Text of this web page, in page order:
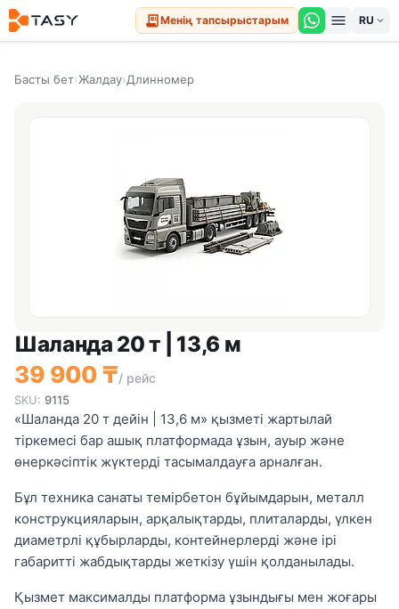
receipt_longМенің тапсырыстарым menu expand_more
Басты бет›Жалдау›Длинномер
Шаланда 20 т | 13,6 м
39 900 ₸/ рейс
SKU: 9115
«Шаланда 20 т дейін | 13,6 м» қызметі жартылай
тіркемесі бар ашық платформада ұзын, ауыр және
өнеркәсіптік жүктерді тасымалдауға арналған.
Бұл техника санаты темірбетон бұйымдарын, металл
конструкцияларын, арқалықтарды, плиталарды, үлкен
диаметрлі құбырларды, контейнерлерді және ірі
габаритті жабдықтарды жеткізу үшін қолданылады.
Қызмет максималды платформа ұзындығы мен жоғары